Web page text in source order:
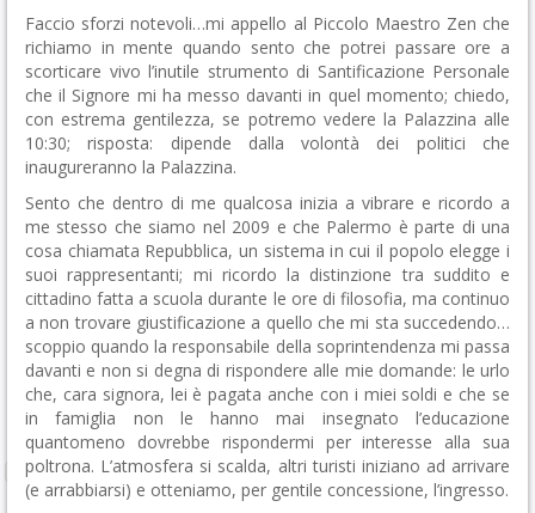
Faccio sforzi notevoli…mi appello al Piccolo Maestro Zen che
richiamo in mente quando sento che potrei passare ore a
scorticare vivo l’inutile strumento di Santificazione Personale
che il Signore mi ha messo davanti in quel momento; chiedo,
con estrema gentilezza, se potremo vedere la Palazzina alle
10:30; risposta: dipende dalla volontà dei politici che
inaugureranno la Palazzina.
Sento che dentro di me qualcosa inizia a vibrare e ricordo a
me stesso che siamo nel 2009 e che Palermo è parte di una
cosa chiamata Repubblica, un sistema in cui il popolo elegge i
suoi rappresentanti; mi ricordo la distinzione tra suddito e
cittadino fatta a scuola durante le ore di filosofia, ma continuo
a non trovare giustificazione a quello che mi sta succedendo…
scoppio quando la responsabile della soprintendenza mi passa
davanti e non si degna di rispondere alle mie domande: le urlo
che, cara signora, lei è pagata anche con i miei soldi e che se
in famiglia non le hanno mai insegnato l’educazione
quantomeno dovrebbe rispondermi per interesse alla sua
poltrona. L’atmosfera si scalda, altri turisti iniziano ad arrivare
(e arrabbiarsi) e otteniamo, per gentile concessione, l’ingresso.